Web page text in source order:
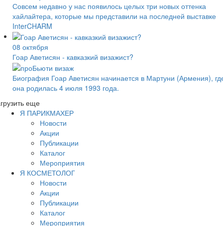
Совсем недавно у нас появилось целых три новых оттенка
хайлайтера, которые мы представили на последней выставке
InterCHARM
08 октября
Гоар Аветисян - кавказкий визажист?
Биография Гоар Аветисян начинается в Мартуни (Армения),
она родилась 4 июля 1993 года.
еще
Я ПАРИКМАХЕР
Новости
Акции
Публикации
Каталог
Мероприятия
Я КОСМЕТОЛОГ
Новости
Акции
Публикации
Каталог
Мероприятия